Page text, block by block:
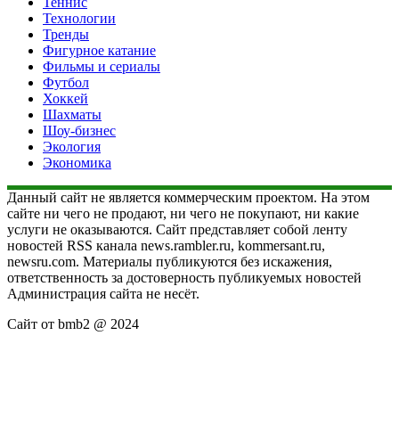
Технологии
Тренды
Фигурное катание
Фильмы и сериалы
Футбол
Хоккей
Шахматы
Шоу-бизнес
Экология
Экономика
Данный сайт не является коммерческим проектом. На этом
сайте ни чего не продают, ни чего не покупают, ни какие
услуги не оказываются. Сайт представляет собой ленту
новостей RSS канала news.rambler.ru, kommersant.ru,
newsru.com. Материалы публикуются без искажения,
ответственность за достоверность публикуемых новостей
Администрация сайта не несёт.
Сайт от bmb2 @ 2024